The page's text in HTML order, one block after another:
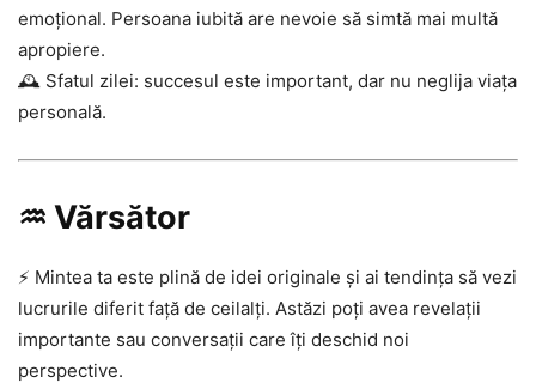
emoțional. Persoana iubită are nevoie să simtă mai multă
apropiere.
🕰️ Sfatul zilei: succesul este important, dar nu neglija viața
personală.
♒ Vărsător
⚡ Mintea ta este plină de idei originale și ai tendința să vezi
lucrurile diferit față de ceilalți. Astăzi poți avea revelații
importante sau conversații care îți deschid noi
perspective.